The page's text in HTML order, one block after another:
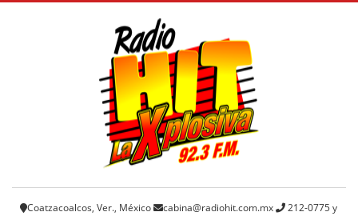
Coatzacoalcos, Ver., México cabina@radiohit.com.mx
212-0775 y